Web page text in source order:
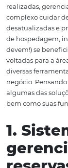
EmAnálise
Gestão de
realizadas,
complexo
desatualizadas
de
devem!) se
voltadas para
diversas
negócio.